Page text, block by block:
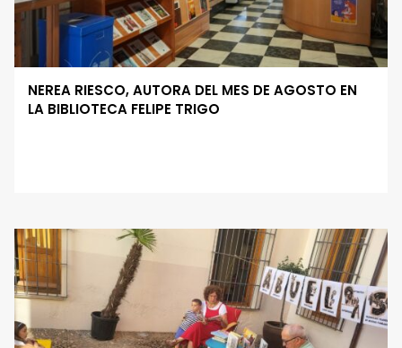
NEREA RIESCO, AUTORA DEL MES DE AGOSTO EN
LA BIBLIOTECA FELIPE TRIGO